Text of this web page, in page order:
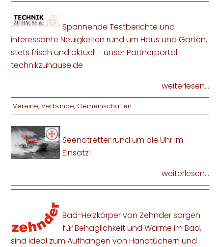
Spannende Testberichte und
interessante Neuigkeiten rund um Haus und Garten,
stets frisch und aktuell - unser Partnerportal
technikzuhause.de
weiterlesen...
Vereine, Verbände, Gemeinschaften
Seenotretter rund um die Uhr im
Einsatz!
weiterlesen...
Bad-Heizkörper von Zehnder sorgen
für Behaglichkeit und Wärme im Bad,
sind ideal zum Aufhängen von Handtüchern und